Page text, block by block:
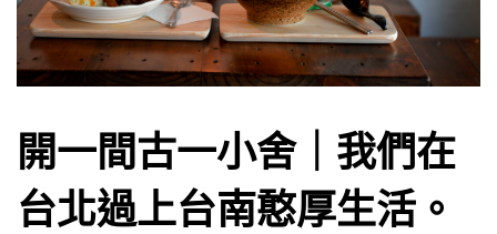
開一間古一小舍｜我們在
台北過上台南憨厚生活。